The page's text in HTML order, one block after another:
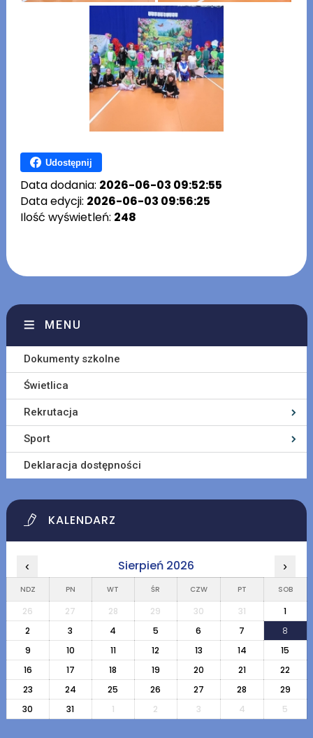
Udostępnij
Data dodania: 2026-06-03 09:52:55
Data edycji: 2026-06-03 09:56:25
Ilość wyświetleń: 248
MENU
Dokumenty szkolne
Świetlica
Rekrutacja
Sport
Deklaracja dostępności
KALENDARZ
‹ Sierpień 2026 ›
NDZ PN WT ŚR CZW PT SOB
26 27 28 29 30 31
1
2
3 4 5 6 7
8
9
10 11 12 13 14
15
16
17 18 19 20 21
22
23
24 25 26 27 28
29
30
31 1 2 3 4 5